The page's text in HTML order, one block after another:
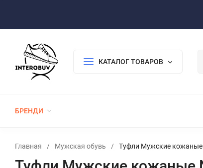
КАТАЛОГ ТОВАРОВ
БРЕНДИ
Главная / Мужская обувь / Туфли Мужские кожаные